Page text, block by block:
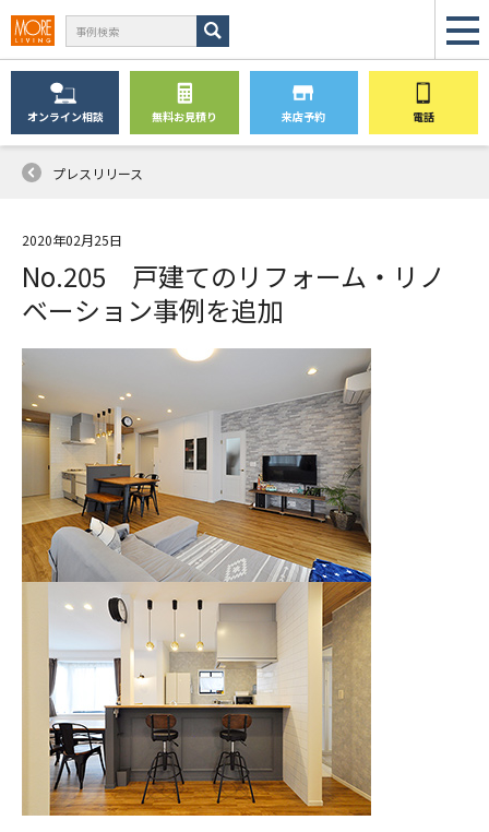
オンライン相談 無料お見積り 来店予約 電話
プレスリリース
2020年02月25日
No.205 戸建てのリフォーム・リノ
ベーション事例を追加